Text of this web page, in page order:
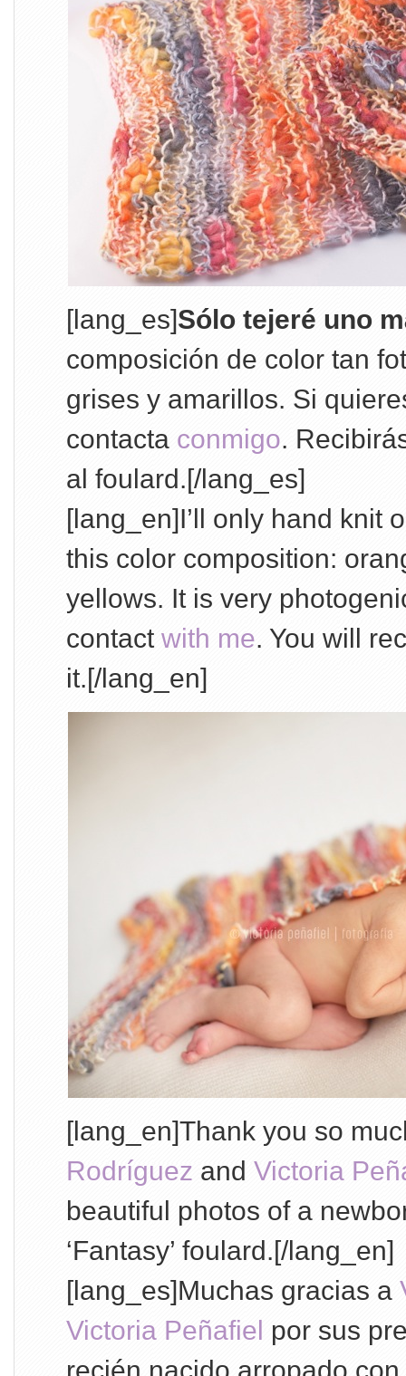
[lang_es]Sólo tejeré uno
composición de color tan
grises y amarillos. Si
contacta conmigo.
al foulard.[/lang_es]
[lang_en]I’ll only hand knit
this color composition:
yellows. It is very
contact with me. You will
it.[/lang_en]
[lang_en]Thank you so
Rodríguez and Victoria
beautiful photos of a
‘Fantasy’ foulard.[/lang_en]
[lang_es]Muchas gracias a
Victoria Peñafiel por sus